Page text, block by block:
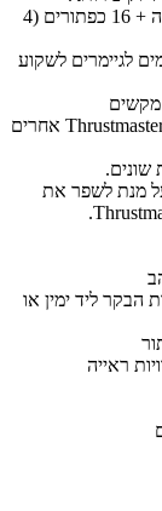
- T.16000M FCSבקר טיסה זה מציג 4 צירים לתנועה + 16 כפתורים (4
לשקוע
- תוכנת ה-Thrustmaster המתקדמת משלבת מוצרי Thrustmaster אחרים
לשפר את
ליד ימין או